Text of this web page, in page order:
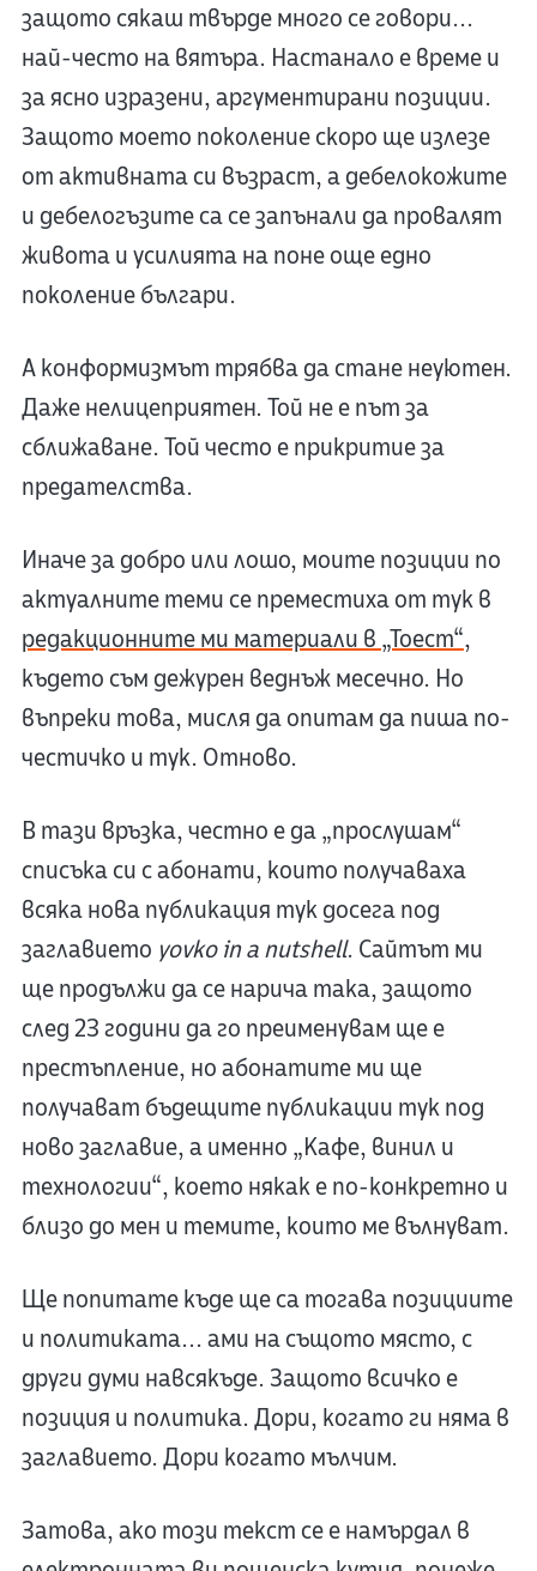
защото сякаш твърде много се говори...
най-често на вятъра. Настанало е време и
за ясно изразени, аргументирани позиции.
Защото моето поколение скоро ще излезе
от активната си възраст, а дебелокожите
и дебелогъзите са се запънали да провалят
живота и усилията на поне още едно
поколение българи.
А конформизмът трябва да стане неуютен.
Даже нелицеприятен. Той не е път за
сближаване. Той често е прикритие за
предателства.
Иначе за добро или лошо, моите позиции по
актуалните теми се преместиха от тук в
редакционните ми материали в „Тоест“,
където съм дежурен веднъж месечно. Но
въпреки това, мисля да опитам да пиша по-
честичко и тук. Отново.
В тази връзка, честно е да „прослушам“
списъка си с абонати, които получаваха
всяка нова публикация тук досега под
заглавието yovko in a nutshell. Сайтът ми
ще продължи да се нарича така, защото
след 23 години да го преименувам ще е
престъпление, но абонатите ми ще
получават бъдещите публикации тук под
ново заглавие, а именно „Кафе, винил и
технологии“, което някак е по-конкретно и
близо до мен и темите, които ме вълнуват.
Ще попитате къде ще са тогава позициите
и политиката... ами на същото място, с
други думи навсякъде. Защото всичко е
позиция и политика. Дори, когато ги няма в
заглавието. Дори когато мълчим.
Затова, ако този текст се е намърдал в